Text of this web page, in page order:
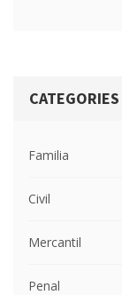
CATEGORIES
Familia
Civil
Mercantil
Penal